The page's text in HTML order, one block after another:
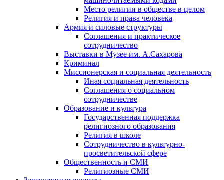
Место религии в обществе в целом
Религия и права человека
Армия и силовые структуры
Соглашения и практическое
сотрудничество
Выставки в Музее им. А.Сахарова
Криминал
Миссионерская и социальная деятельность
Иная социальная деятельность
Соглашения о социальном
сотрудничестве
Образование и культура
Государственная поддержка
религиозного образования
Религия в школе
Сотрудничество в культурно-
просветительской сфере
Общественность и СМИ
Религиозные СМИ